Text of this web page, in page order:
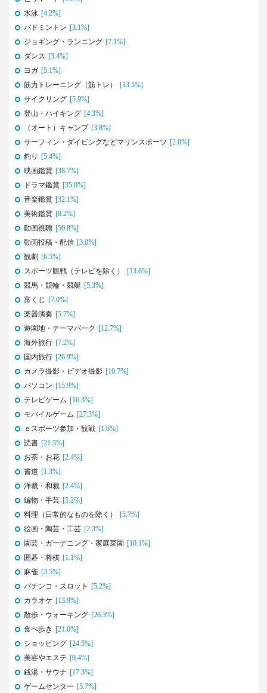
奥田民生は「おじさん」を
ユニコーンの武器にした
–日経クロストレンド 連載⑯–
生活総研 上席研究員/コピーライター
は日光東照宮？
–日経クロストレンド 連載⑮–
生活総研 上席研究員/コピーライター
2021.09.09
ロンブー田村淳が思う「かっこいい40代おじさん」
とその理由
–日経クロストレンド 連載⑭–
生活総研 上席研究員/コピーライター
前沢 裕文
2021.08.12
「40代おじさん」の妻は幸せか？
夫婦間ギャップに見る危機
–日経クロストレンド 連載⑬–
生活総研 上席研究員/コピーライター
前沢 裕文
2021.07.06
Z世代とシニア、上司と部下の板挟みで、40代おじ
さんは右往左往？
前沢 裕文
2021.07.06
40代おじさんはキス派？ラブレター派？ 二択から
見える意識
–日経クロストレンド 連載⑪–
前沢 裕文
2021.05.31
40代おじさんの生き様は「30点」？
精神科医による処方箋
–日経クロストレンド 連載⑩–
生活総研 上席研究員/コピーライター
メッタ斬り!?
–日経クロストレンド 連載⑨–
生活総研 上席研究員/コピーライター
水泳 [4.2%]
バドミントン [3.1%]
ジョギング・ランニング [7.1%]
ダンス [3.4%]
ヨガ [5.1%]
筋力トレーニング（筋トレ）
[13.5%]
サイクリング [5.9%]
登山・ハイキング [4.3%]
（オート）キャンプ [3.8%]
サーフィン・ダイビングなどマリンスポーツ [2.0%]
釣り
[5.4%]
映画鑑賞 [38.7%]
ドラマ鑑賞 [35.0%]
音楽鑑賞 [32.1%]
美術鑑賞 [8.2%]
動画視聴 [50.8%]
動画投稿・配信 [3.0%]
観劇 [6.5%]
スポーツ観戦（テレビを除く）
[13.6%]
競馬・競輪・競艇 [5.3%]
富くじ [7.0%]
楽器演奏 [5.7%]
遊園地・テーマパーク [12.7%]
海外旅行 [7.2%]
国内旅行 [26.9%]
カメラ撮影・ビデオ撮影 [10.7%]
パソコン [15.9%]
テレビゲーム [16.3%]
モバイルゲーム [27.3%]
ｅスポーツ参加・観戦 [1.6%]
読書 [21.3%]
お茶・お花 [2.4%]
書道 [1.3%]
洋裁・和裁 [2.4%]
編物・手芸 [5.2%]
料理（日常的なものを除く）
[5.7%]
絵画・陶芸・工芸 [2.3%]
園芸・ガーデニング・家庭菜園 [10.1%]
囲碁・将棋 [1.1%]
麻雀 [3.5%]
パチンコ・スロット
[5.2%]
カラオケ [13.9%]
散歩・ウォーキング [26.3%]
食べ歩き [21.0%]
ショッピング [24.5%]
美容やエステ [9.4%]
銭湯・サウナ [17.3%]
ゲームセンター [5.7%]